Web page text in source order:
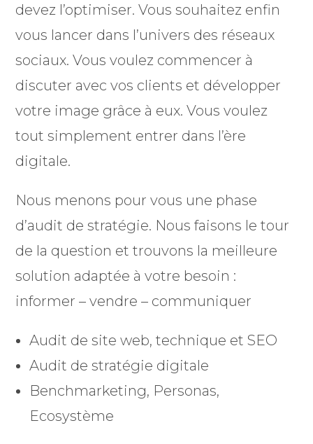
devez l’optimiser. Vous souhaitez enfin
vous lancer dans l’univers des réseaux
sociaux. Vous voulez commencer à
discuter avec vos clients et développer
votre image grâce à eux. Vous voulez
tout simplement entrer dans l’ère
digitale.
Nous menons pour vous une phase
d’audit de stratégie. Nous faisons le tour
de la question et trouvons la meilleure
solution adaptée à votre besoin :
informer – vendre – communiquer
Audit de site web, technique et SEO
Audit de stratégie digitale
Benchmarketing, Personas,
Ecosystème